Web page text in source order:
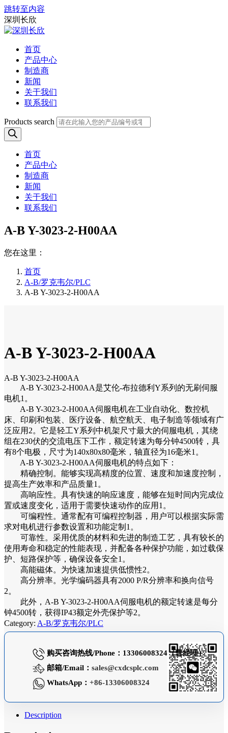
跳转至内容
深圳长欣
首页
产品中心
制造商
新闻
关于我们
联系我们
Products search
首页
产品中心
制造商
新闻
关于我们
联系我们
A-B Y-3023-2-H00AA
您在这里：
首页
A-B/罗克韦尔/PLC
A-B Y-3023-2-H00AA
A-B Y-3023-2-H00AA
A-B Y-3023-2-H00AA
A-B Y-3023-2-H00AA是艾伦-布拉德利Y系列的无刷伺服
电机1。
A-B Y-3023-2-H00AA伺服电机在工业自动化、数控机
床、印刷和包装、医疗设备、航空航天、电子制造等领域有广
泛应用2。它是轻工Y系列中机架尺寸最大的伺服电机，其绕
组在230伏的交流电压下工作，额定转速为每分钟4500转，具
有8个电极，尺寸为140x80x80毫米，轴直径为16毫米1。
A-B Y-3023-2-H00AA伺服电机的特点如下：
精确控制。能够实现高精度的位置、速度和加速度控制，
提高生产效率和产品质量1。
高响应性。具有快速的响应速度，能够在短时间内完成位
置或速度变化，适用于需要快速动作的应用1。
可编程性。通常配有可编程控制器，用户可以根据实际需
求对电机进行参数设置和功能定制1。
可靠性。采用优质的材料和先进的制造工艺，具有较长的
使用寿命和稳定的性能表现，并配备各种保护功能，如过载保
护、短路保护等，确保设备安全1。
高能磁体。为快速加速提供低惯性2。
高分辨率。光学编码器具有2000 P/R分辨率和换向信号
2。
此外，A-B Y-3023-2-H00AA伺服电机的额定转速是每分
钟4500转，获得IP43额定外壳保护等2。
Category: A-B/罗克韦尔/PLC
购买咨询热线/Phone：13306008324（曹经理）
邮箱/Email： sales@cxdcsplc.com
WhatsApp： +86-13306008324
Description